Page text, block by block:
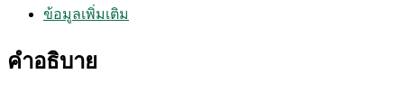
24ฟัน
ทด1:1.5
ข้อมูลเพิ่มเติม
คำอธิบาย